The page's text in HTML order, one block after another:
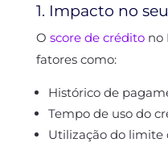
1. Impacto no
O score de créditono
fatores como:
Histórico de
Tempo de uso do
Utilização do limite